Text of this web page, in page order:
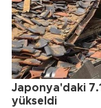
Japonya'daki
yükseldi